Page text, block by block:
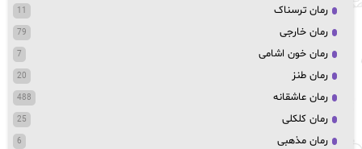
رمان ترسناک 11
رمان خارجی 79
رمان خون اشامی 7
رمان طنز 20
رمان عاشقانه 488
رمان کلکلی 25
رمان مذهبی 6